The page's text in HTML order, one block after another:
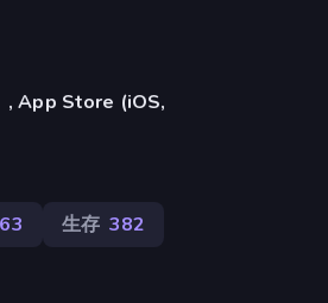
, App Store (iOS,
63 生存 382